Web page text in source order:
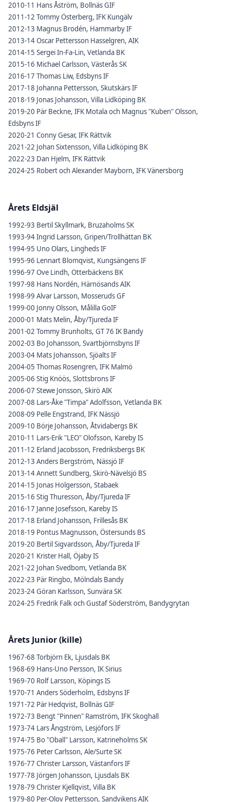
2010-11 Hans Åström, Bollnäs GIF
2011-12 Tommy Österberg, IFK Kungälv
2012-13 Magnus Brodén, Hammarby IF
2013-14 Oscar Pettersson Hasselgren, AIK
2014-15 Sergei In-Fa-Lin, Vetlanda BK
2015-16 Michael Carlsson, Västerås SK
2016-17 Thomas Liw, Edsbyns IF
2017-18 Johanna Pettersson, Skutskärs IF
2018-19 Jonas Johansson, Villa Lidköping BK
2019-20 Pär Beckne, IFK Motala och Magnus "Kuben" Olsson,
Edsbyns IF
2020-21 Conny Gesar, IFK Rättvik
2021-22 Johan Sixtensson, Villa Lidköping BK
2022-23 Dan Hjelm, IFK Rättvik
2024-25 Robert och Alexander Mayborn, IFK Vänersborg
Årets Eldsjäl
1992-93 Bertil Skyllmark, Bruzaholms SK
1993-94 Ingrid Larsson, Gripen/Trollhättan BK
1994-95 Uno Olars, Lingheds IF
1995-96 Lennart Blomqvist, Kungsängens IF
1996-97 Ove Lindh, Otterbäckens BK
1997-98 Hans Nordén, Härnösands AIK
1998-99 Alvar Larsson, Mosseruds GF
1999-00 Jonny Olsson, Målilla GoIF
2000-01 Mats Melin, Åby/Tjureda IF
2001-02 Tommy Brunholts, GT 76 IK Bandy
2002-03 Bo Johansson, Svartbjörnsbyns IF
2003-04 Mats Johansson, Sjöalts IF
2004-05 Thomas Rosengren, IFK Malmö
2005-06 Stig Knöös, Slottsbrons IF
2006-07 Stewe Jonsson, Skirö AIK
2007-08 Lars-Åke "Timpa" Adolfsson, Vetlanda BK
2008-09 Pelle Engstrand, IFK Nässjö
2009-10 Börje Johansson, Åtvidabergs BK
2010-11 Lars-Erik "LEO" Olofsson, Kareby IS
2011-12 Erland Jacobsson, Fredriksbergs BK
2012-13 Anders Bergström, Nässjö IF
2013-14 Annett Sundberg, Skirö-Nävelsjö BS
2014-15 Jonas Holgersson, Stabaek
2015-16 Stig Thuresson, Åby/Tjureda IF
2016-17 Janne Josefsson, Kareby IS
2017-18 Erland Johansson, Frillesås BK
2018-19 Pontus Magnusson, Östersunds BS
2019-20 Bertil Sigvardsson, Åby/Tjureda IF
2020-21 Krister Hall, Öjaby IS
2021-22 Johan Svedbom, Vetlanda BK
2022-23 Pär Ringbo, Mölndals Bandy
2023-24 Göran Karlsson, Sunvära SK
2024-25 Fredrik Falk och Gustaf Söderström, Bandygrytan
Årets Junior (kille)
1967-68 Torbjörn Ek, Ljusdals BK
1968-69 Hans-Uno Persson, IK Sirius
1969-70 Rolf Larsson, Köpings IS
1970-71 Anders Söderholm, Edsbyns IF
1971-72 Pär Hedqvist, Bollnäs GIF
1972-73 Bengt "Pinnen" Ramström, IFK Skoghall
1973-74 Lars Ångström, Lesjöfors IF
1974-75 Bo "Oball" Larsson, Katrineholms SK
1975-76 Peter Carlsson, Ale/Surte SK
1976-77 Christer Larsson, Västanfors IF
1977-78 Jörgen Johansson, Ljusdals BK
1978-79 Christer Kjellqvist, Villa BK
1979-80 Per-Olov Pettersson, Sandvikens AIK